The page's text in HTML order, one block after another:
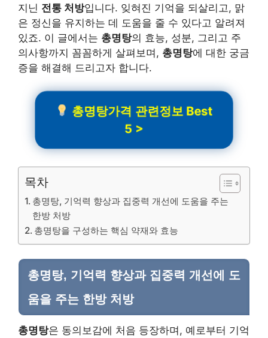
지닌 전통 처방입니다. 잊혀진 기억을 되살리고, 맑
은 정신을 유지하는 데 도움을 줄 수 있다고 알려져
있죠. 이 글에서는 총명탕의 효능, 성분, 그리고 주
의사항까지 꼼꼼하게 살펴보며, 총명탕에 대한 궁금
증을 해결해 드리고자 합니다.
총명탕가격 관련정보 Best
5 >
목차
총명탕, 기억력 향상과 집중력 개선에 도움을 주는
한방 처방
총명탕을 구성하는 핵심 약재와 효능
총명탕, 기억력 향상과 집중력 개선에 도
움을 주는 한방 처방
총명탕은 동의보감에 처음 등장하며, 예로부터 기억